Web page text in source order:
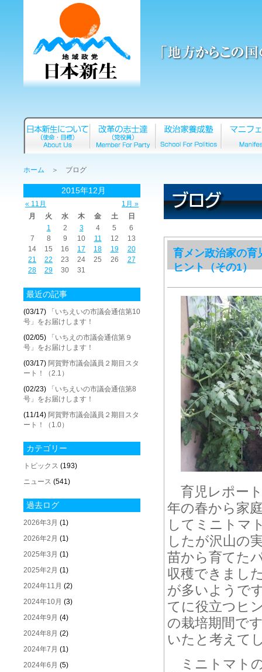
ホーム ＞ ブログ
2015年12月
« 11月
1月 »
月
火 水 木 金 土
日
1
2 3 4 5
6
7
8 9 10 11 12
13
14
15 16 17 18 19
20
21
22 23 24 25 26
27
28
29 30 31
最近の記事
(03/17)
「いちえいの市議会通信第10
号」をお届けします！
(02/05)
「いちえの市議会通信第９
号」をお届けします！
(03/17) 阿賀野市議会議員２期目スタ
ート！（2.1）
(02/23)
「いちえいの市議会通信第8
号」をお届けします！
(11/14) 阿賀野市議会議員２期目スタ
ート！（1.0）
カテゴリー
トピックス (193)
ニュース (541)
過去ログ
2026年3月 (1)
2026年2月 (1)
2025年3月 (1)
2025年2月 (1)
2024年11月 (2)
2024年10月 (3)
2024年9月 (4)
2024年8月 (2)
2024年7月 (1)
2024年6月 (5)
育メン政治家の育
ヒント（その1）
育児レポー
年の春から家
してミニトマ
したが沢山の
苗から育てた
収穫できまし
が多いようで
てに役立つヒ
の栽培期間で
いたと考えて
ミニトマト